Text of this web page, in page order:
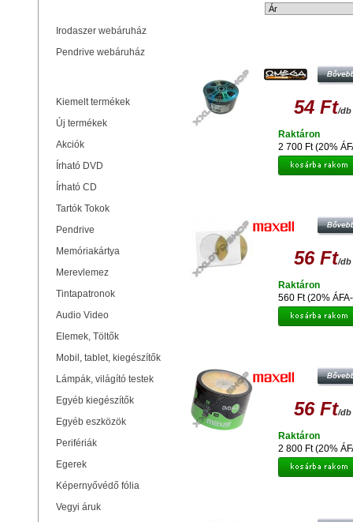
Irodaszer webáruház
Pendrive webáruház
Kiemelt termékek
Új termékek
Akciók
Írható DVD
Írható CD
Tartók Tokok
Pendrive
Memóriakártya
Merevlemez
Tintapatronok
Audio Video
Elemek, Töltők
Mobil, tablet, kiegészítők
Lámpák, világító testek
Egyéb kiegészítők
Egyéb eszközök
Perifériák
Egerek
Képernyővédő fólia
Vegyi áruk
54 Ft/db
2 700 Ft (20%
Raktáron
56 Ft/db
560 Ft (20%
Raktáron
56 Ft/db
2 800 Ft (20%
Raktáron